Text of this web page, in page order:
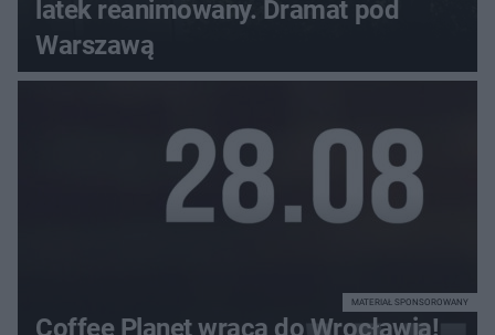
latek reanimowany. Dramat pod
Warszawą
Coffee Planet wraca do Wrocławia!
MATERIAŁ SPONSOROWANY